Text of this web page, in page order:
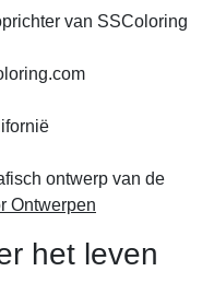
van SSColoring
ontwerp van de
Ontwerpen
het leven